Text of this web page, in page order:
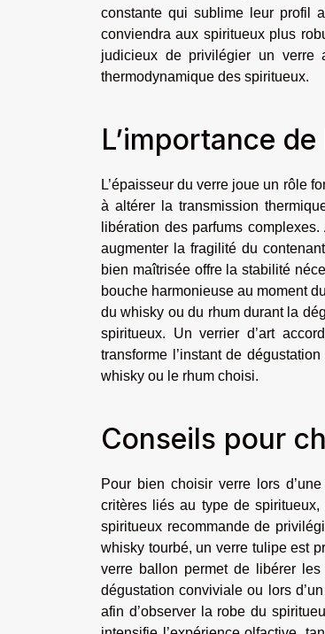
constante qui sublime leur profil
conviendra aux spiritueux plus
judicieux de privilégier un verre
thermodynamique des spiritueux.
L’importance
L’épaisseur du verre joue un rôle
à altérer la transmission
libération des parfums
augmenter la fragilité du
bien maîtrisée offre la stabilité
bouche harmonieuse au moment
du whisky ou du rhum durant la
spiritueux. Un verrier d’art
transforme l’instant de
whisky ou le rhum choisi.
Conseils pour
Pour bien choisir verre lors
critères liés au type de
spiritueux recommande de
whisky tourbé, un verre tulipe est
verre ballon permet de libérer
dégustation conviviale ou lors
afin d’observer la robe du